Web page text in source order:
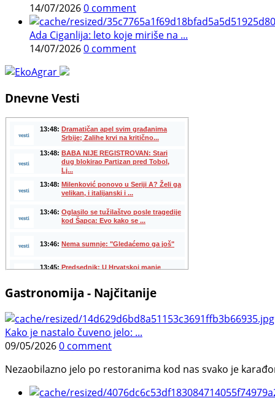
14/07/20260 comment
Ada Ciganlija: leto koje miriše na ...
14/07/20260 comment
Dnevne Vesti
Gastronomija - Najčitanije
Kako je nastalo čuveno jelo: ...
09/05/20260 comment
Nezaobilazno jelo po restoranima kod nas svako je